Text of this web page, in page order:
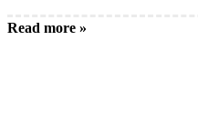
Read more »